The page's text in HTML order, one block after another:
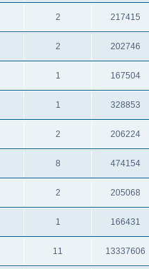
2 217415
2 202746
1 167504
1 328853
2 206224
8 474154
2 205068
1 166431
11 13337606